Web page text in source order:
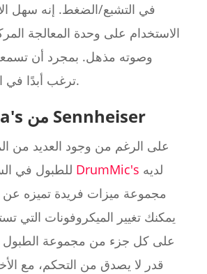
في التشبع/الضغط. إنه سهل
الاستخدام على وحدة المعالجة
وصوته مذهل. بمجرد أن
ترغب أبدًا في العودة إلى الوراء.
DrumMic'a's من Sennheiser
على الرغم من وجود العديد من
DrumMic's
مجموعة ميزات فريدة تميزه عن
على كل جزء من مجموعة الطبول
قدر لا يصدق من التحكم، مع